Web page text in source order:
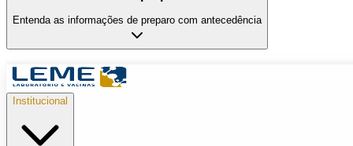
Entenda as informações de preparo com antecedência
Institucional